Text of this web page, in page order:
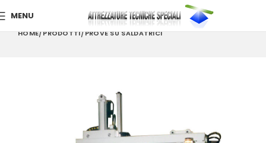
MENU
HOME PRODOTTI PROVE SU SALDATRICI